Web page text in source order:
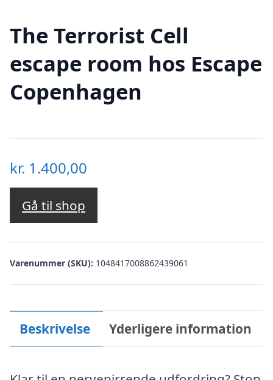
The Terrorist Cell
escape room hos Escape
Copenhagen
kr. 1.400,00
Gå til shop
Varenummer (SKU): 1048417008862439061
Beskrivelse Yderligere information